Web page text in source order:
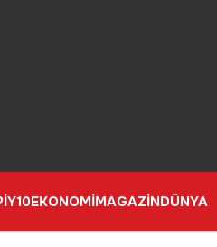
EKONOMİMAGAZİNDÜNYA